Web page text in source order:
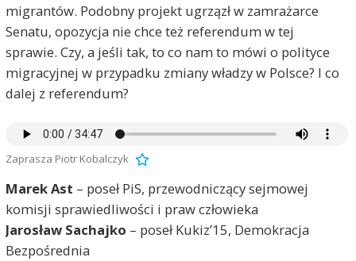
migrantów. Podobny projekt ugrzązł w zamrażarce
Senatu, opozycja nie chce też referendum w tej
sprawie. Czy, a jeśli tak, to co nam to mówi o polityce
migracyjnej w przypadku zmiany władzy w Polsce? I co
dalej z referendum?
Zaprasza Piotr Kobalczyk
Marek Ast – poseł PiS, przewodniczący sejmowej
komisji sprawiedliwości i praw człowieka
Jarosław Sachajko – poseł Kukiz’15, Demokracja
Bezpośrednia